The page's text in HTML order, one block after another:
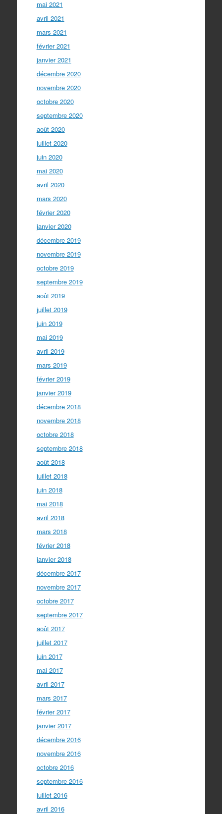
mai 2021
avril 2021
mars 2021
février 2021
janvier 2021
décembre 2020
novembre 2020
octobre 2020
septembre 2020
août 2020
juillet 2020
juin 2020
mai 2020
avril 2020
mars 2020
février 2020
janvier 2020
décembre 2019
novembre 2019
octobre 2019
septembre 2019
août 2019
juillet 2019
juin 2019
mai 2019
avril 2019
mars 2019
février 2019
janvier 2019
décembre 2018
novembre 2018
octobre 2018
septembre 2018
août 2018
juillet 2018
juin 2018
mai 2018
avril 2018
mars 2018
février 2018
janvier 2018
décembre 2017
novembre 2017
octobre 2017
septembre 2017
août 2017
juillet 2017
juin 2017
mai 2017
avril 2017
mars 2017
février 2017
janvier 2017
décembre 2016
novembre 2016
octobre 2016
septembre 2016
juillet 2016
avril 2016